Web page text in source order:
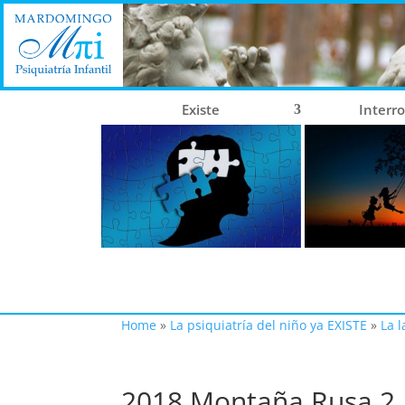
Existe
Home » La psiquiatría del niño ya EXISTE » La